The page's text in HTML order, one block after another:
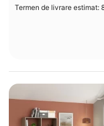
Termen de livrare estimat: